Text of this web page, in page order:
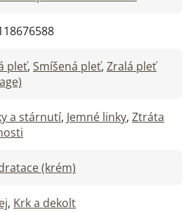
pleť, Smíšená pleť, Zralá pleť
a stárnutí, Jemné linky, Ztráta
(krém)
, Krk a dekolt